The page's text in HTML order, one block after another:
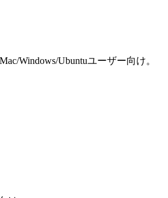
Windows/Ubuntuユーザー向け。